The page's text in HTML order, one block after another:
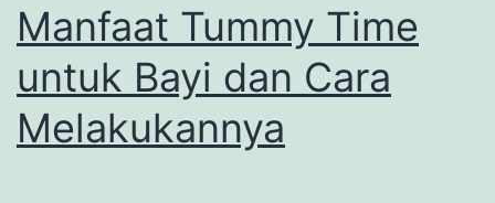
Manfaat Tummy Time
untuk Bayi dan Cara
Melakukannya